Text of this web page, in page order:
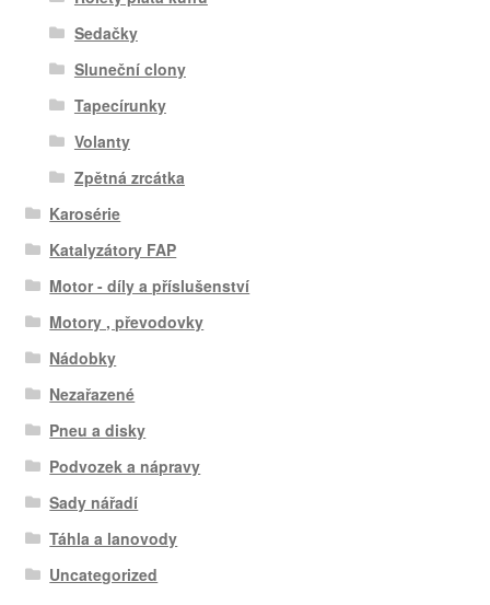
Sedačky
Sluneční clony
Tapecírunky
Volanty
Zpětná zrcátka
Karosérie
Katalyzátory FAP
Motor - díly a příslušenství
Motory , převodovky
Nádobky
Nezařazené
Pneu a disky
Podvozek a nápravy
Sady nářadí
Táhla a lanovody
Uncategorized